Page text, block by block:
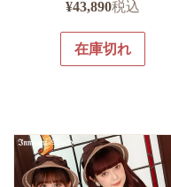
¥43,890税込
在庫切れ